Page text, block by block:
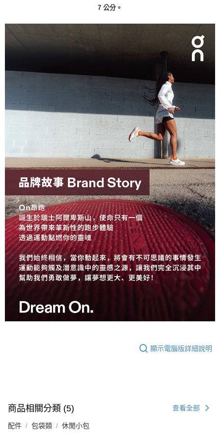
7 公分。
顯示電腦版詳細說明
商品相關分類 (5) 查看全部
配件 包袋類 休閒小包